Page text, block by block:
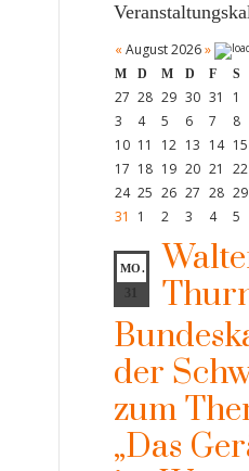
« August 2026 »
M D M D F S
27 28 29 30 31 1
3
4 5 6 7 8
10 11 12 13 14 15
17 18 19 20 21 22
24 25 26 27 28 29
31
1 2 3 4 5
MO.
der
zum
„Das